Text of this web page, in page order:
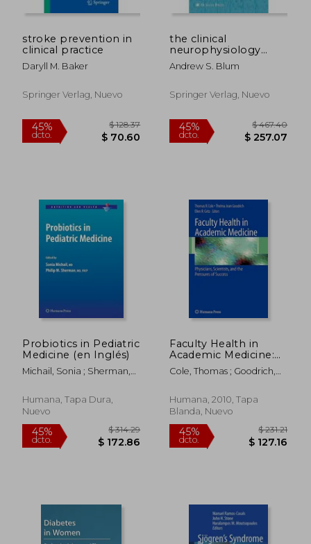
dcto. $ 94.76 dcto.
45%
dcto.
45%
dcto.
stroke prevention in
clinical practice
Daryll M. Baker
Springer Verlag, Nuevo
the clinical
neurophysiology
primer
Andrew S. Blum
Springer Verlag, Nuevo
Probiotics in Pediatric
Medicine (en Inglés)
Michail, Sonia ; Sherman,
Humana, Tapa Dura,
Nuevo
Faculty Health in
Academic Medicine:
Physicians, Scientists,
and the Pressures of
Cole, Thomas ; Goodrich,
Humana, 2010, Tapa
Blanda, Nuevo